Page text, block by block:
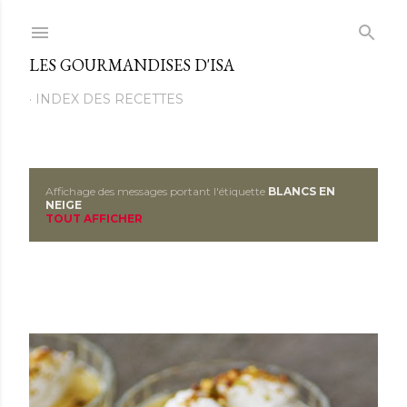
LES GOURMANDISES D'ISA
INDEX DES RECETTES
M
e
a
g
Affichage des messages portant l'étiquette BLANCS EN
NEIGE
TOUT AFFICHER